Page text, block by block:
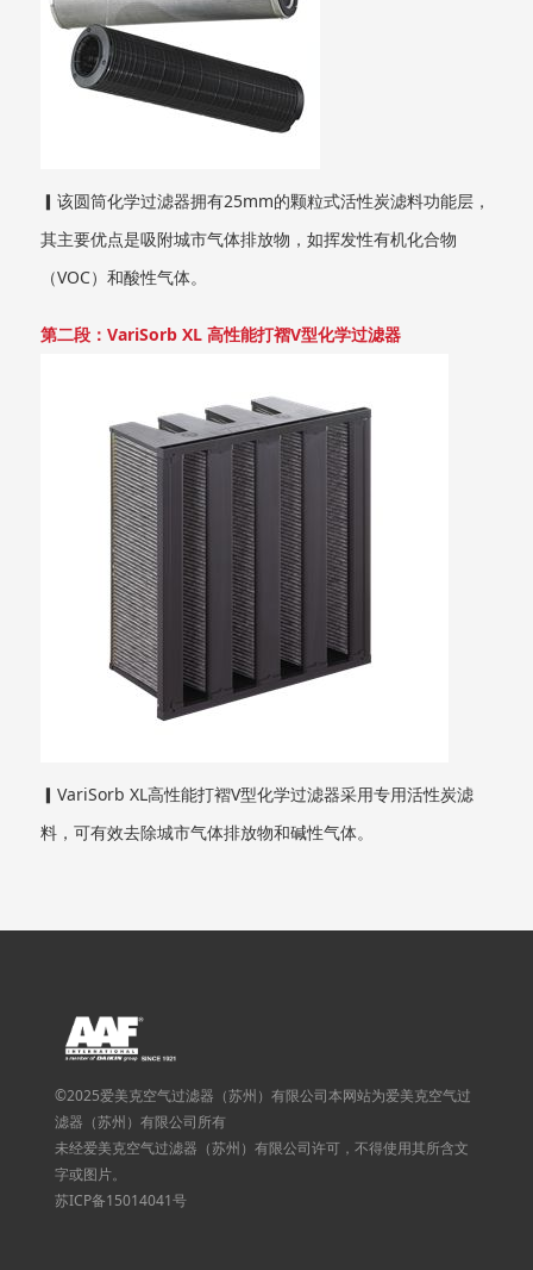
▎该圆筒化学过滤器拥有25mm的颗粒式活性炭滤料功能层，
其主要优点是吸附城市气体排放物，如挥发性有机化合物
（VOC）和酸性气体。
第二段：VariSorb XL 高性能打褶V型化学过滤器
▎VariSorb XL高性能打褶V型化学过滤器采用专用活性炭滤
料，可有效去除城市气体排放物和碱性气体。
©2025爱美克空气过滤器（苏州）有限公司本网站为爱美克空气过
滤器（苏州）有限公司所有
未经爱美克空气过滤器（苏州）有限公司许可，不得使用其所含文
字或图片。
苏ICP备15014041号